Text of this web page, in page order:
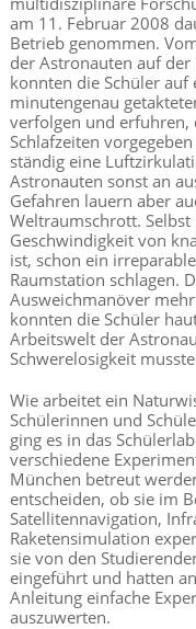
am 11. Februar 2008
Betrieb genommen.
der Astronauten auf der
konnten die Schüler auf
minutengenau
verfolgen und erfuhren,
Schlafzeiten
ständig eine
Astronauten sonst an
Gefahren lauern aber
Weltraumschrott.
Geschwindigkeit von
ist, schon ein
Raumstation schlagen.
Ausweichmanöver
konnten die Schüler
Arbeitswelt der
Schwerelosigkeit
Wie arbeitet ein
Schülerinnen und
ging es in das
verschiedene
München betreut
entscheiden, ob sie im
Satellitennavigation,
Raketensimulation
sie von den
eingeführt und hatten
Anleitung einfache
auszuwerten.